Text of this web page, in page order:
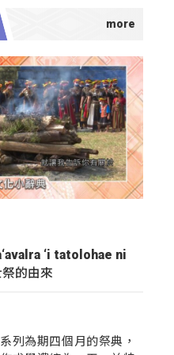
‘i tatolohae ni
祭的由來
列為期四個月的祭典，